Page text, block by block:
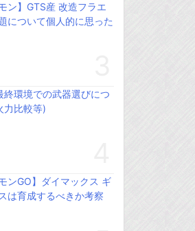
ン】GTS産 改造フラエ
について個人的に思った
終環境での武器選びにつ
力比較等)
モンGO】ダイマックス ギ
は育成するべきか考察